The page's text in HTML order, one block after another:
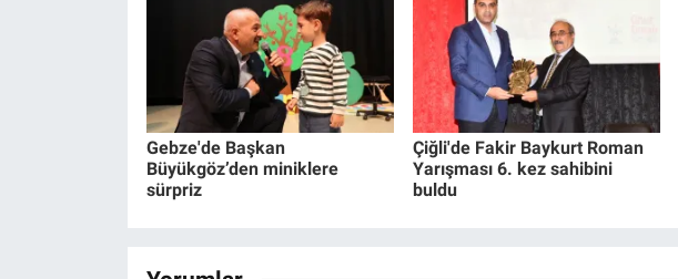
Gebze'de Başkan
Büyükgöz’den miniklere
sürpriz
Çiğli'de Fakir Baykurt Roman
Yarışması 6. kez sahibini
buldu